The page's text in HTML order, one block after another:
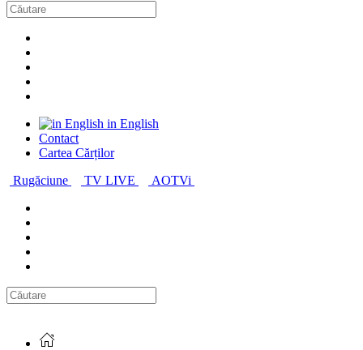
in English
Contact
Cartea Cărților
Rugăciune
TV LIVE AOTVi